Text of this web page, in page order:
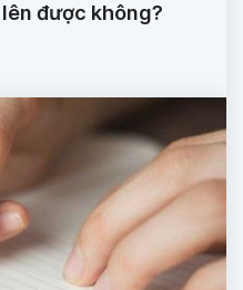
được không?